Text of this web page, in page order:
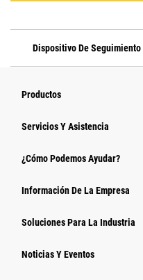
Dispositivo De
Productos
Servicios Y Asistencia
¿Cómo Podemos Ayudar?
Información De La Empresa
Soluciones Para La Industria
Noticias Y Eventos